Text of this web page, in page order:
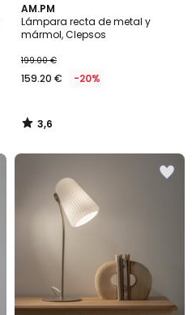
AM.PM
Lámpara recta de metal y
mármol, Clepsos
199.00 €
159.20 € -20%
3,6
/ 5
3,6
/